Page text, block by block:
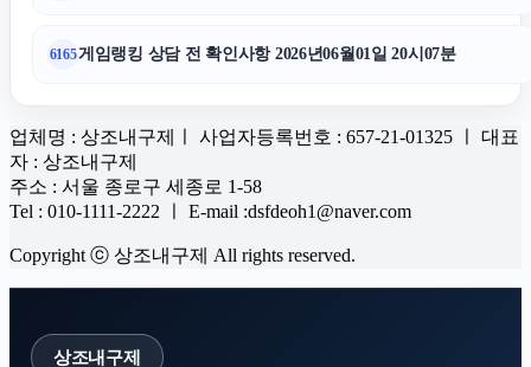
6165게임랭킹 상담 전 확인사항 2026년06월01일 20시07분
업체명 : 상조내구제ㅣ 사업자등록번호 : 657-21-01325 ㅣ 대표
자 : 상조내구제
주소 : 서울 종로구 세종로 1-58
Tel : 010-1111-2222 ㅣ E-mail :dsfdeoh1@naver.com
Copyright ⓒ 상조내구제 All rights reserved.
상조내구제